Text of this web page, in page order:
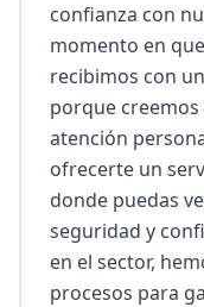
confianza con
momento en
recibimos con
porque creemos
atención
ofrecerte un
donde puedas
seguridad y
en el sector,
procesos para